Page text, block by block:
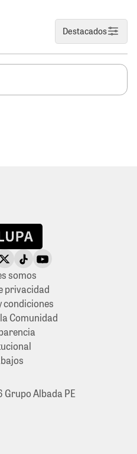
Destacados
somos
privacidad
condiciones
Comunidad
Grupo Albada PE